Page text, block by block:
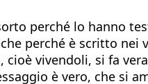
perché lo hanno
perché è scritto nei
vivendoli, si fa
è vero, che si